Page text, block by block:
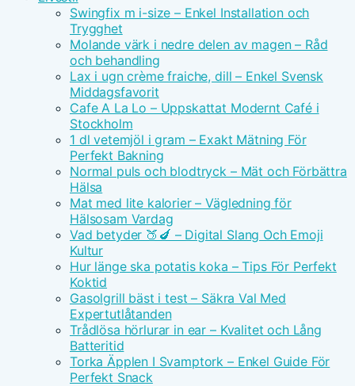
Swingfix m i-size – Enkel Installation och
Trygghet
Molande värk i nedre delen av magen – Råd
och behandling
Lax i ugn crème fraiche, dill – Enkel Svensk
Middagsfavorit
Cafe A La Lo – Uppskattat Modernt Café i
Stockholm
1 dl vetemjöl i gram – Exakt Mätning För
Perfekt Bakning
Normal puls och blodtryck – Mät och Förbättra
Hälsa
Mat med lite kalorier – Vägledning för
Hälsosam Vardag
Vad betyder 🍑🍆 – Digital Slang Och Emoji
Kultur
Hur länge ska potatis koka – Tips För Perfekt
Koktid
Gasolgrill bäst i test – Säkra Val Med
Expertutlåtanden
Trådlösa hörlurar in ear – Kvalitet och Lång
Batteritid
Torka Äpplen I Svamptork – Enkel Guide För
Perfekt Snack